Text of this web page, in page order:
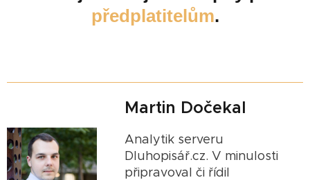
předplatitelům.
Martin Dočekal
Analytik serveru
Dluhopisář.cz. V minulosti
připravoval či řídil